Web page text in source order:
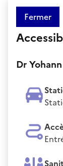
Fermer
Dr